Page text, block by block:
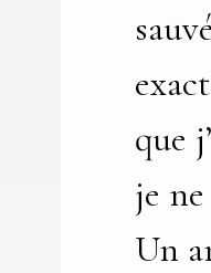
que
je
Un